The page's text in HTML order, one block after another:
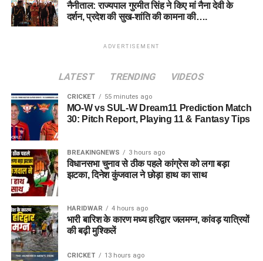
नैनीताल: राज्यपाल गुरमीत सिंह ने किए मां नैना देवी के
दर्शन, प्रदेश की सुख-शांति की कामना की….
ADVERTISEMENT
LATEST TRENDING VIDEOS
CRICKET 55 minutes ago
MO-W vs SUL-W Dream11 Prediction Match
30: Pitch Report, Playing 11 & Fantasy Tips
BREAKINGNEWS 3 hours ago
विधानसभा चुनाव से ठीक पहले कांग्रेस को लगा बड़ा
झटका, दिनेश कुंजवाल ने छोड़ा हाथ का साथ
HARIDWAR 4 hours ago
भारी बारिश के कारण मध्य हरिद्वार जलमग्न, कांवड़ यात्रियों
की बढ़ी मुश्किलें
CRICKET 13 hours ago